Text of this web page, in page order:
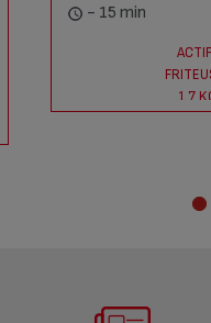
- 15 min
1,7